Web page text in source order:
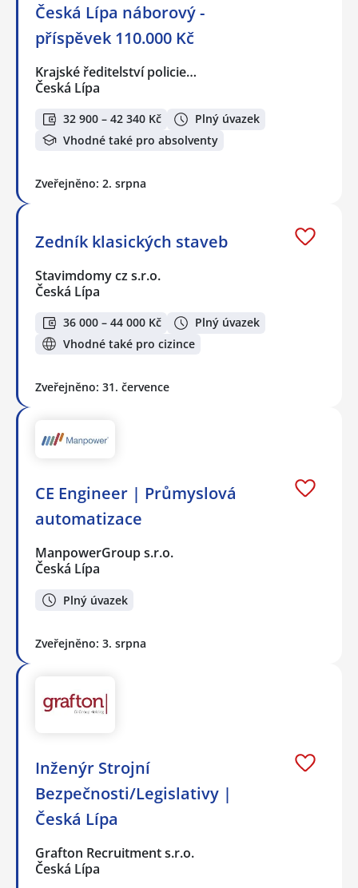
Česká Lípa náborový -
příspěvek 110.000 Kč
Krajské ředitelství policie…
Česká Lípa
32 900 – 42 340 Kč
Plný úvazek
Vhodné také pro absolventy
Zveřejněno: 2. srpna
Zedník klasických staveb
Stavimdomy cz s.r.o.
Česká Lípa
36 000 – 44 000 Kč
Plný úvazek
Vhodné také pro cizince
Zveřejněno: 31. července
CE Engineer | Průmyslová
automatizace
ManpowerGroup s.r.o.
Česká Lípa
Plný úvazek
Zveřejněno: 3. srpna
Inženýr Strojní
Bezpečnosti/Legislativy |
Česká Lípa
Grafton Recruitment s.r.o.
Česká Lípa